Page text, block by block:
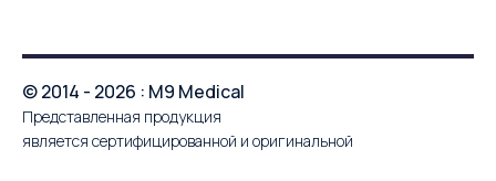
© 2014 - 2026 : M9 Medical
Представленная продукция
является сертифицированной и оригинальной